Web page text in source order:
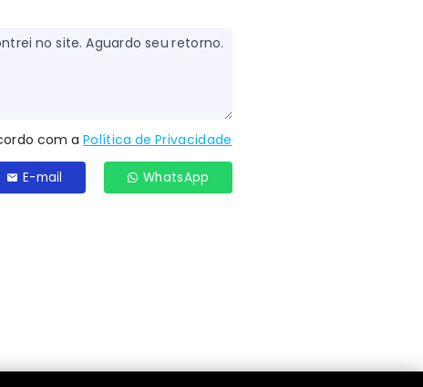
com a Política de Privacidade
E-mail WhatsApp